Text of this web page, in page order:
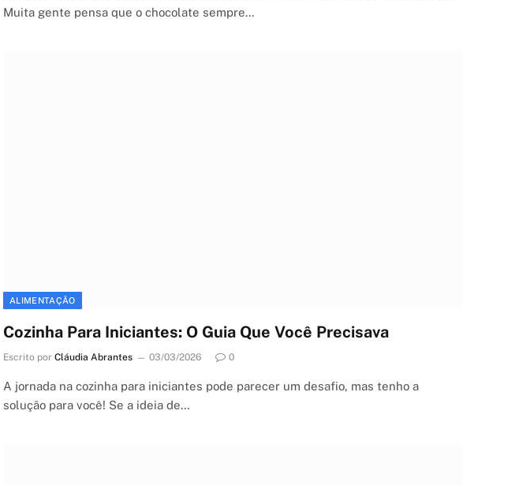
Muita gente pensa que o chocolate sempre…
ALIMENTAÇÃO
Cozinha Para Iniciantes: O Guia Que Você Precisava
Escrito por Cláudia Abrantes 03/03/2026 0
A jornada na cozinha para iniciantes pode parecer um desafio, mas tenho a
solução para você! Se a ideia de…